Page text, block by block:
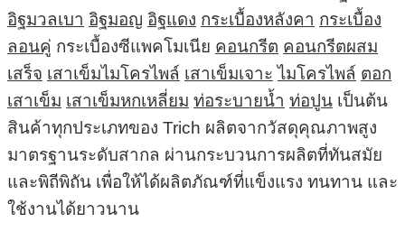
อิฐมวลเบา อิฐมอญ อิฐแดง กระเบื้องหลังคา กระเบื้อง
ลอนคู่ กระเบื้องซีแพคโมเนีย คอนกรีต คอนกรีตผสม
เสร็จ เสาเข็มไมโครไพล์ เสาเข็มเจาะ ไมโครไพล์ ตอก
เสาเข็ม เสาเข็มหกเหลี่ยม ท่อระบายน้ำ ท่อปูน เป็นต้น
สินค้าทุกประเภทของ Trich ผลิตจากวัสดุคุณภาพสูง
มาตรฐานระดับสากล ผ่านกระบวนการผลิตที่ทันสมัย
และพิถีพิถัน เพื่อให้ได้ผลิตภัณฑ์ที่แข็งแรง ทนทาน และ
ใช้งานได้ยาวนาน